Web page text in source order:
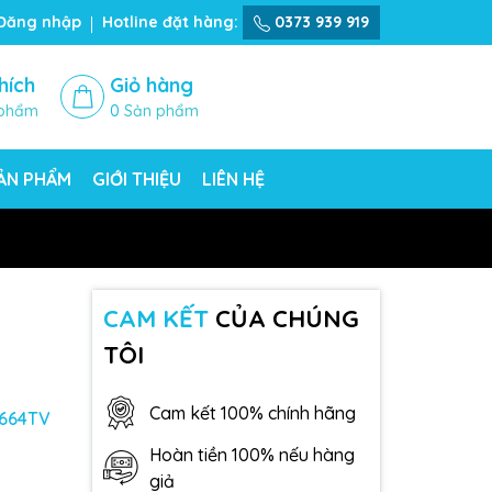
nhập Hotline đặt hàng: 0373 939 919
Giỏ hàng
0 Sản phẩm
PHẨM GIỚI THIỆU LIÊN HỆ
CAM KẾTCỦA CHÚNG
TÔI
Cam kết 100% chính hãng
Hoàn tiền 100% nếu hàng
giả